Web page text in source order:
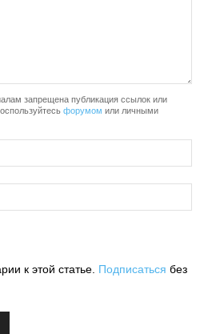
запрещена публикация ссылок или
форумом или личными
к этой статье. Подписаться без